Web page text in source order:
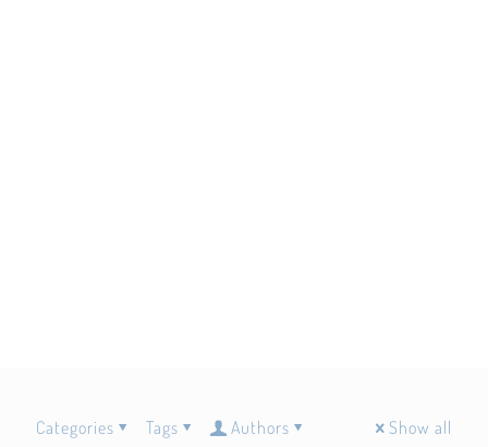
Categories Tags Authors Show all